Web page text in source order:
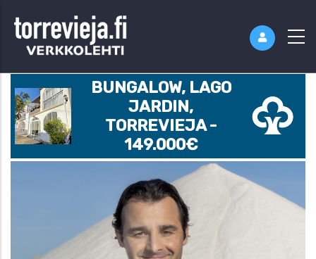
BUNGALOW, LAGO
JARDIN,
TORREVIEJA -
149.000€